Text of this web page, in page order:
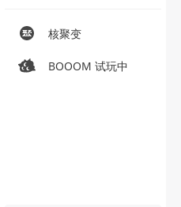
核聚变
BOOOM 试玩中